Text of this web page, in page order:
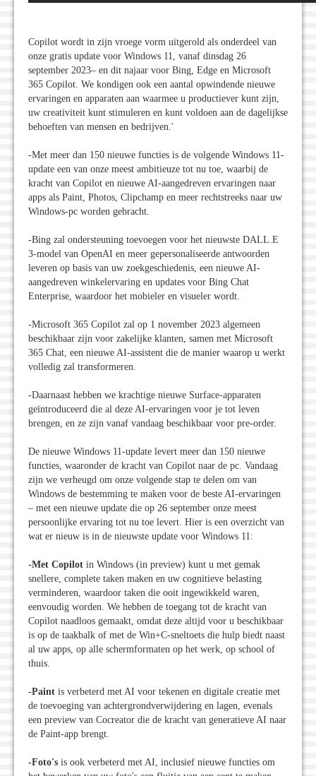
Copilot wordt in zijn vroege vorm uitgerold als onderdeel van
onze gratis update voor Windows 11, vanaf dinsdag 26
september 2023– en dit najaar voor Bing, Edge en Microsoft
365 Copilot. We kondigen ook een aantal opwindende nieuwe
ervaringen en apparaten aan waarmee u productiever kunt zijn,
uw creativiteit kunt stimuleren en kunt voldoen aan de dagelijkse
behoeften van mensen en bedrijven.'
-Met meer dan 150 nieuwe functies is de volgende Windows 11-
update een van onze meest ambitieuze tot nu toe, waarbij de
kracht van Copilot en nieuwe AI-aangedreven ervaringen naar
apps als Paint, Photos, Clipchamp en meer rechtstreeks naar uw
Windows-pc worden gebracht.
-Bing zal ondersteuning toevoegen voor het nieuwste DALL.E
3-model van OpenAI en meer gepersonaliseerde antwoorden
leveren op basis van uw zoekgeschiedenis, een nieuwe AI-
aangedreven winkelervaring en updates voor Bing Chat
Enterprise, waardoor het mobieler en visueler wordt.
-Microsoft 365 Copilot zal op 1 november 2023 algemeen
beschikbaar zijn voor zakelijke klanten, samen met Microsoft
365 Chat, een nieuwe AI-assistent die de manier waarop u werkt
volledig zal transformeren.
-Daarnaast hebben we krachtige nieuwe Surface-apparaten
geïntroduceerd die al deze AI-ervaringen voor je tot leven
brengen, en ze zijn vanaf vandaag beschikbaar voor pre-order.
De nieuwe Windows 11-update levert meer dan 150 nieuwe
functies, waaronder de kracht van Copilot naar de pc. Vandaag
zijn we verheugd om onze volgende stap te delen om van
Windows de bestemming te maken voor de beste AI-ervaringen
– met een nieuwe update die op 26 september onze meest
persoonlijke ervaring tot nu toe levert. Hier is een overzicht van
wat er nieuw is in de nieuwste update voor Windows 11:
-Met Copilot in Windows (in preview) kunt u met gemak
snellere, complete taken maken en uw cognitieve belasting
verminderen, waardoor taken die ooit ingewikkeld waren,
eenvoudig worden. We hebben de toegang tot de kracht van
Copilot naadloos gemaakt, omdat deze altijd voor u beschikbaar
is op de taakbalk of met de Win+C-sneltoets die hulp biedt naast
al uw apps, op alle schermformaten op het werk, op school of
thuis.
-Paint is verbeterd met AI voor tekenen en digitale creatie met
de toevoeging van achtergrondverwijdering en lagen, evenals
een preview van Cocreator die de kracht van generatieve AI naar
de Paint-app brengt.
-Foto's is ook verbeterd met AI, inclusief nieuwe functies om